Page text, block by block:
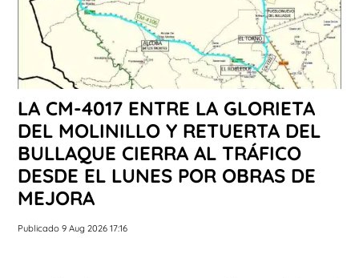
LA CM-4017 ENTRE LA GLORIETA
DEL MOLINILLO Y RETUERTA DEL
BULLAQUE CIERRA AL TRÁFICO
DESDE EL LUNES POR OBRAS DE
MEJORA
Publicado 9 Aug 2026 17:16